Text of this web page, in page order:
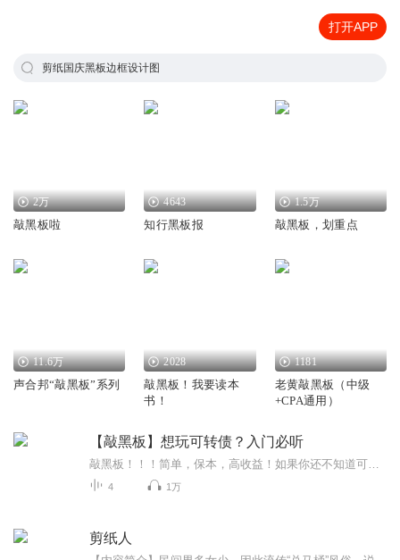
打开APP
剪纸国庆黑板边框设计图
2万
敲黑板啦
4643
知行黑板报
1.5万
敲黑板，划重点
11.6万
声合邦“敲黑板”系列
2028
敲黑板！我要读本
书！
1181
老黄敲黑板（中级
+CPA通用）
【敲黑板】想玩可转债？入门必听
4 1万
剪纸人